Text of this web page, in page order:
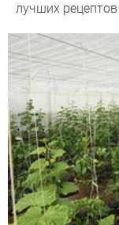
лучших рецептов